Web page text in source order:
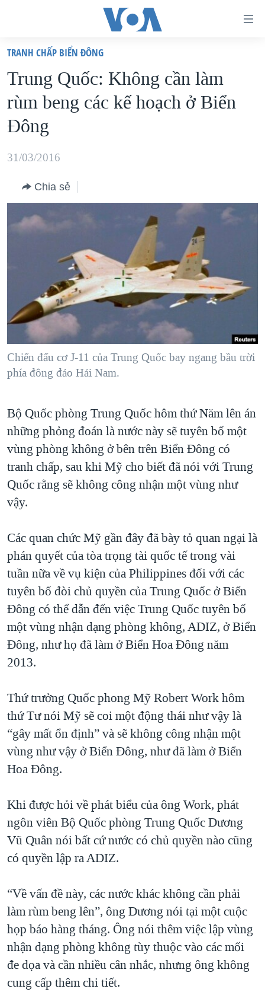
truy
cập
Tới
nội
chính
chính
VIỆT NAM
HOA KỲ
BIỂN ĐÔNG
THẾ GIỚI
DIỄN ĐÀN
MỤC
VẠCH TRẦN TIN GIẢ
NGƯỜI VIỆT HẢI NGOẠI
ĐỜI SỐNG
KINH TẾ
KHOA HỌC
SỨC KHOẺ
THỂ THAO
GIÁO DỤC
CHUYÊN ĐỀ
CHIẾN TRANH THƯƠNG MẠI CỦA MỸ: QUÁ KHỨ VÀ HIỆN
HÀNH TRÌNH BẦU CỬ 2024
MỘT NĂM CHIẾN TRANH TẠI DẢI GAZA
GIẢI MÃ VÀNH ĐAI & CON ĐƯỜNG
NGÀY TỊ NẠN THẾ GIỚI
TRỊNH VĨNH BÌNH - NGƯỜI HẠ 'BÊN THẮNG CUỘC'
CHI PHÍ CHIẾN TRANH AFGHANISTAN
CÁC GIÁ TRỊ CỘNG HÒA Ở VIỆT NAM
THƯỢNG ĐỈNH TRUMP-KIM TẠI VIỆT NAM
TRỊNH VĨNH BÌNH VS. CHÍNH PHỦ VIỆT NAM
NGƯ DÂN VIỆT VÀ LÀN SÓNG TRỘM HẢI SÂM
QUAN HỆ VIỆT MỸ
HỌC TIẾNG ANH
NGHE
TRANH CHẤP BIỂN ĐÔNG
Trung Quốc: Không cần làm
rùm beng các kế hoạch ở Biển
Đông
31/03/2016
Chia sẻ
Chiến đấu cơ J-11 của Trung Quốc bay ngang bầu trời
phía đông đảo Hải Nam.
Bộ Quốc phòng Trung Quốc hôm thứ Năm lên án
những phỏng đoán là nước này sẽ tuyên bố một
vùng phòng không ở bên trên Biển Đông có
tranh chấp, sau khi Mỹ cho biết đã nói với Trung
Quốc rằng sẽ không công nhận một vùng như
vậy.
Các quan chức Mỹ gần đây đã bày tỏ quan ngại là
phán quyết của tòa trọng tài quốc tế trong vài
tuần nữa về vụ kiện của Philippines đối với các
tuyên bố đòi chủ quyền của Trung Quốc ở Biển
Đông có thể dẫn đến việc Trung Quốc tuyên bố
một vùng nhận dạng phòng không, ADIZ, ở Biển
Đông, như họ đã làm ở Biển Hoa Đông năm
2013.
Thứ trưởng Quốc phong Mỹ Robert Work hôm
thứ Tư nói Mỹ sẽ coi một động thái như vậy là
“gây mất ổn định” và sẽ không công nhận một
vùng như vậy ở Biển Đông, như đã làm ở Biển
Hoa Đông.
Khi được hỏi về phát biểu của ông Work, phát
ngôn viên Bộ Quốc phòng Trung Quốc Dương
Vũ Quân nói bất cứ nước có chủ quyền nào cũng
có quyền lập ra ADIZ.
“Về vấn đề này, các nước khác không cần phải
làm rùm beng lên”, ông Dương nói tại một cuộc
họp báo hàng tháng. Ông nói thêm việc lập vùng
nhận dạng phòng không tùy thuộc vào các mối
đe dọa và cần nhiều cân nhắc, nhưng ông không
cung cấp thêm chi tiết.